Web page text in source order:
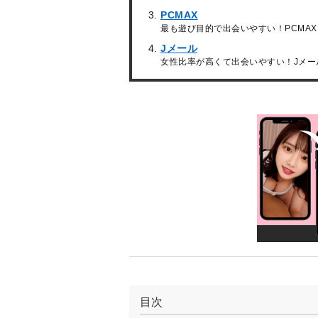
PCMAX
最も遊び目的で出会いやすい！PCMAX
Jメール
女性比率が高くて出会いやすい！Jメー
目次